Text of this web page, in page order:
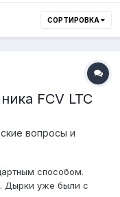
СОРТИРОВКА
FCV LTC
вопросы и
способом.
Дырки уже были с